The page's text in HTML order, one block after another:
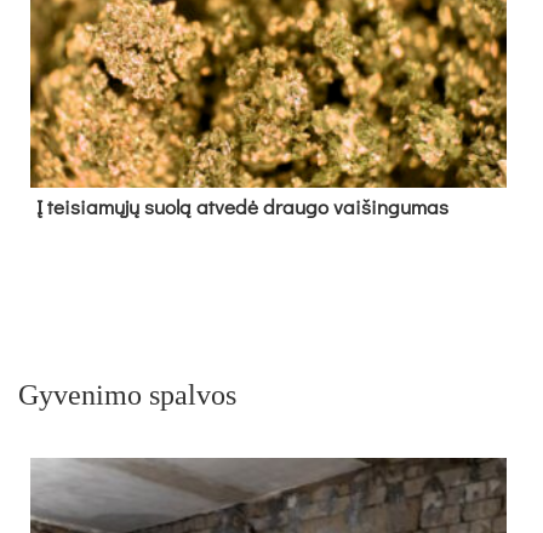
Į tei­sia­mų­jų suo­lą at­ve­dė drau­go vai­šin­gu­mas
Gyvenimo spalvos